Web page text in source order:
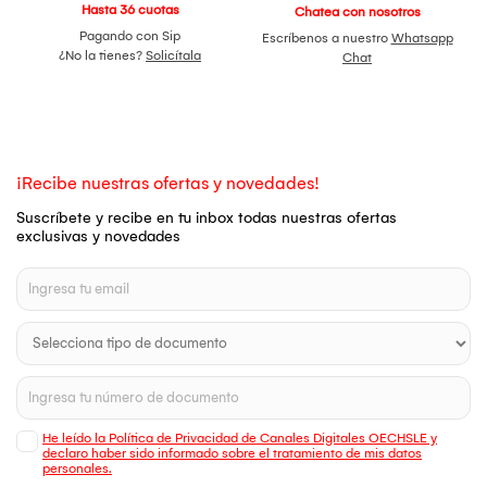
Hasta 36 cuotas
Pagando con Sip
¿No la tienes? Solicítala
Chatea con nosotros
Escríbenos a nuestro Whatsapp
Chat
¡Recibe nuestras ofertas y novedades!
Suscríbete y recibe en tu inbox todas nuestras ofertas
exclusivas y novedades
He leído la Política de Privacidad de Canales Digitales OECHSLE y
declaro haber sido informado sobre el tratamiento de mis datos
personales.